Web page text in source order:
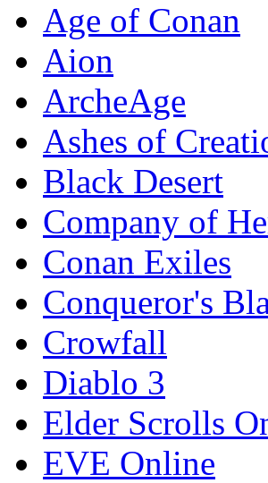
Age of Conan
Aion
ArcheAge
Ashes of
Black Desert
Company of
Conan Exiles
Conqueror's
Crowfall
Diablo 3
Elder Scrolls
EVE Online